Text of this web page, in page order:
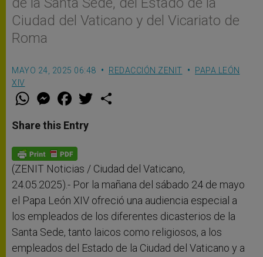
Ciudad del Vaticano y del Vicariato de
Roma
MAYO 24, 2025 06:48 REDACCIÓN ZENIT
PAPA LEÓN
XIV
W
t
s
p
p
M
e
s
e
g
e
r
F
a
e
b
o
k
w
Share this Entry
(ZENIT Noticias / Ciudad del Vaticano,
24.05.2025).- Por la mañana del sábado 24 de mayo
el Papa León XIV ofreció una audiencia especial a
los empleados de los diferentes dicasterios de la
Santa Sede, tanto laicos como religiosos, a los
empleados del Estado de la Ciudad del Vaticano y a